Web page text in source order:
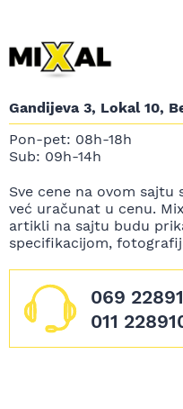
Gandijeva 3, Lokal 10,
Pon-pet: 08h-18h
Sub: 09h-14h
Sve cene na ovom sajtu
već uračunat u cenu.
artikli na sajtu budu
specifikacijom,
069
011